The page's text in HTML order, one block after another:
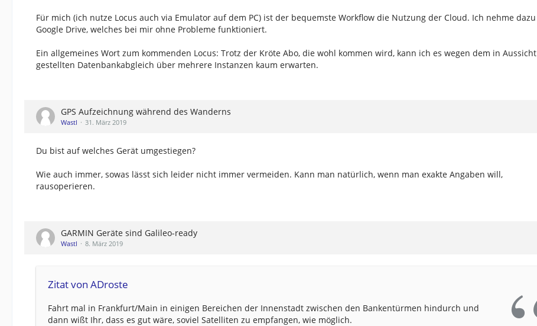
Für mich (ich nutze Locus auch via Emulator auf dem PC) ist der bequemste Workflow die Nutzung der Cloud. Ich nehme dazu
Google Drive, welches bei mir ohne Probleme funktioniert.
Ein allgemeines Wort zum kommenden Locus: Trotz der Kröte Abo, die wohl kommen wird, kann ich es wegen dem in Aussicht
gestellten Datenbankabgleich über mehrere Instanzen kaum erwarten.
GPS Aufzeichnung während des Wanderns
Wastl 31. März 2019
Du bist auf welches Gerät umgestiegen?
Wie auch immer, sowas lässt sich leider nicht immer vermeiden. Kann man natürlich, wenn man exakte Angaben will,
rausoperieren.
GARMIN Geräte sind Galileo-ready
Wastl 8. März 2019
Zitat von ADroste
Fahrt mal in Frankfurt/Main in einigen Bereichen der Innenstadt zwischen den Bankentürmen hindurch und
dann wißt Ihr, dass es gut wäre, soviel Satelliten zu empfangen, wie möglich.